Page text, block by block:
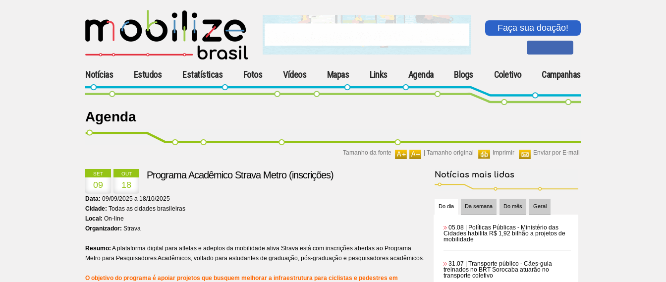
Faça sua doação!
Notícias Estudos Estatísticas Fotos Vídeos Mapas Links Agenda Blogs Coletivo Campanhas
Agenda
Enviar por E-mail
Imprimir
Tamanho da fonte Tamanho original
SET
09
OUT
18
Programa Acadêmico Strava Metro (inscrições)
Data: 09/09/2025 a 18/10/2025
Cidade: Todas as cidades brasileiras
Local: On-line
Organizador: Strava
Resumo: A plataforma digital para atletas e adeptos da mobilidade ativa Strava está com inscrições abertas ao Programa
Metro para Pesquisadores Acadêmicos, voltado para estudantes de graduação, pós-graduação e pesquisadores acadêmicos.
O objetivo do programa é apoiar projetos que busquem melhorar a infraestrutura para ciclistas e pedestres em
Notícias mais lidas
Do dia Da semana Do mês Geral
05.08 | Políticas Públicas - Ministério das
Cidades habilita R$ 1,92 bilhão a projetos de
mobilidade
31.07 | Transporte público - Cães-guia
treinados no BRT Sorocaba atuarão no
transporte coletivo